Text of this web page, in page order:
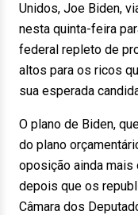
Unidos, Joe Biden,
nesta quinta-feira
federal repleto de
altos para os ricos
sua esperada
O plano de Biden,
do plano
oposição ainda mais
depois que os
Câmara dos